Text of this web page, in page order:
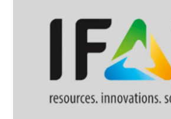
+39 02 9475 4754